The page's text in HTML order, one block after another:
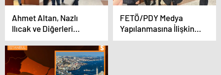
Ahmet Altan, Nazlı
Ilıcak ve Diğerleri
Yeniden Yargılandı
FETÖ/PDY Medya
Yapılanmasına İlişkin
Yeniden Yargılama